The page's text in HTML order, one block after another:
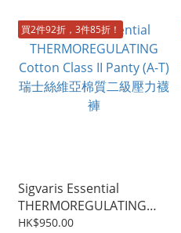
買2件92折，3件85折！
Sigvaris Essential
THERMOREGULATING
Cotton Class II Panty (A-T)
HK$950.00